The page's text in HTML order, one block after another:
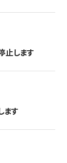
止します
ます